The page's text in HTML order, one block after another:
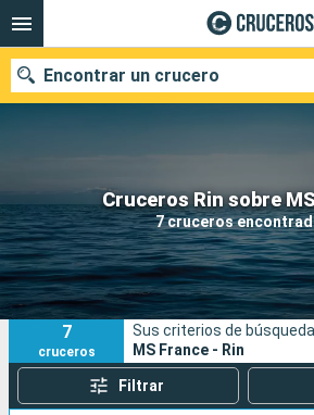
Cruceros Rin sobre
7 cruceros
Encontrar un crucero
Nuestros destinos
Fecha de salida
Puertos
7
cruceros
Sus criterios de
MS France - Rin
Filtrar